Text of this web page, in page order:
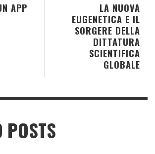
LA NUOVA
EUGENETICA E IL
SORGERE DELLA
DITTATURA
SCIENTIFICA
GLOBALE
APP
POSTS